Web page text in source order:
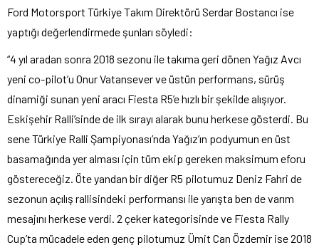
Ford Motorsport Türkiye Takım Direktörü Serdar Bostancı ise
yaptığı değerlendirmede şunları söyledi:
“4 yıl aradan sonra 2018 sezonu ile takıma geri dönen Yağız Avcı
yeni co-pilot’u Onur Vatansever ve üstün performans, sürüş
dinamiği sunan yeni aracı Fiesta R5’e hızlı bir şekilde alışıyor.
Eskişehir Ralli’sinde de ilk sırayı alarak bunu herkese gösterdi. Bu
sene Türkiye Ralli Şampiyonası’nda Yağız’ın podyumun en üst
basamağında yer alması için tüm ekip gereken maksimum eforu
göstereceğiz. Öte yandan bir diğer R5 pilotumuz Deniz Fahri de
sezonun açılış rallisindeki performansı ile yarışta ben de varım
mesajını herkese verdi. 2 çeker kategorisinde ve Fiesta Rally
Cup’ta mücadele eden genç pilotumuz Ümit Can Özdemir ise 2018